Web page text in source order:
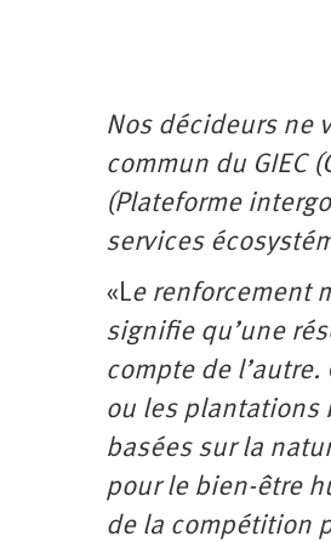
Nos décideurs ne
commun du GIEC
(Plateforme
services
«Le renforcement
signifie qu’une
compte de
ou les plantations
basées sur la
pour le bien-être
de la compétition